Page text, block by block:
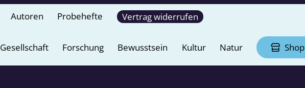
Autoren Probehefte Vertrag widerrufen
Gesellschaft Forschung Bewusstsein Kultur Natur Shop